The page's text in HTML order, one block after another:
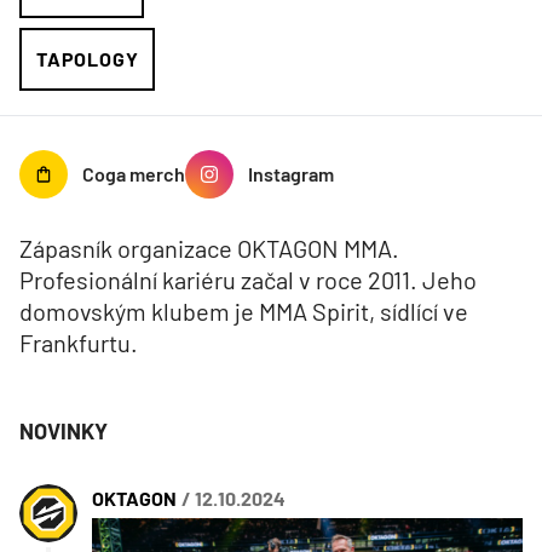
TAPOLOGY
Coga merch Instagram
Zápasník organizace OKTAGON MMA.
Profesionální kariéru začal v roce 2011. Jeho
domovským klubem je MMA Spirit, sídlící ve
Frankfurtu.
NOVINKY
OKTAGON / 12.10.2024